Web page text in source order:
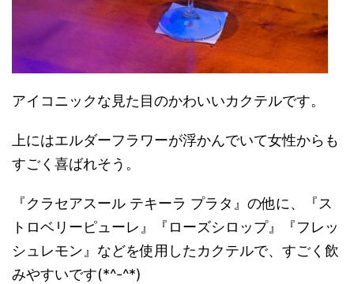
アイコニックな見た目のかわいいカクテルです。
上にはエルダーフラワーが浮かんでいて女性からも
すごく喜ばれそう。
『クラセアスール テキーラ プラタ』の他に、『ス
トロベリーピューレ』『ローズシロップ』『フレッ
シュレモン』などを使用したカクテルで、すごく飲
みやすいです(*^-^*)